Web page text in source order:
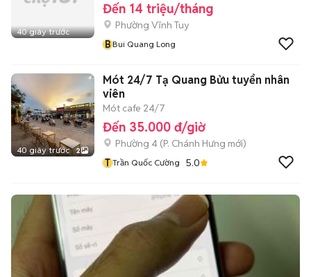
40 giây trước
Đến 14 triệu/tháng
Phường Vĩnh Tuy
BBui Quang Long
40 giây trước 2
Mót 24/7 Tạ Quang Bửu tuyển nhân
viên
Mót cafe 24/7
Đến 35.000 đ/giờ
Phường 4 (P. Chánh Hưng mới)
T Trần Quốc Cường 5.0